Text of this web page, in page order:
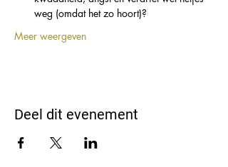
weg (omdat het zo hoort)?
Meer weergeven
Deel dit evenement